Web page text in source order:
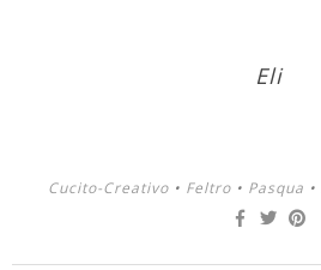
Eli
Cucito-Creativo• Feltro• Pasqua •